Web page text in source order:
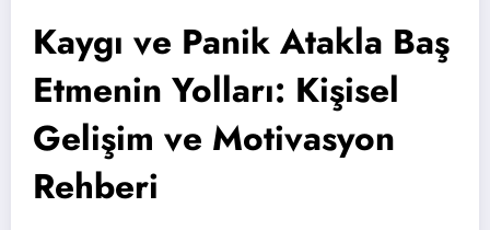
Kaygı ve Panik Atakla Baş
Etmenin Yolları: Kişisel
Gelişim ve Motivasyon
Rehberi